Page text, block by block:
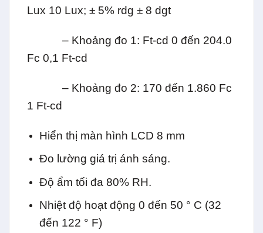
Lux 10 Lux; ± 5% rdg ± 8 dgt
– Khoảng đo 1: Ft-cd 0 đến 204.0
Fc 0,1 Ft-cd
– Khoảng đo 2: 170 đến 1.860 Fc
1 Ft-cd
Hiển thị màn hình LCD 8 mm
Đo lường giá trị ánh sáng.
Độ ẩm tối đa 80% RH.
Nhiệt độ hoạt động 0 đến 50 ° C (32
đến 122 ° F)